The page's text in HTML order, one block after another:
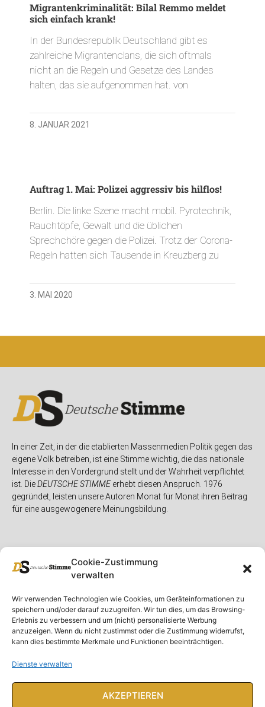
Cookie-Zustimmung
verwalten
Wir verwenden Technologien wie Cookies, um Geräteinformationen zu
speichern und/oder darauf zuzugreifen. Wir tun dies, um das Browsing-
Erlebnis zu verbessern und um (nicht) personalisierte Werbung
anzuzeigen. Wenn du nicht zustimmst oder die Zustimmung widerrufst,
kann dies bestimmte Merkmale und Funktionen beeinträchtigen.
Dienste verwalten
AKZEPTIEREN
Migrantenkriminalität: Bilal Remmo meldet
sich einfach krank!
In der Bundesrepublik Deutschland gibt es
zahlreiche Migrantenclans, die sich oftmals
nicht an die Regeln und Gesetze des Landes
halten, das sie aufgenommen hat. von
8. JANUAR 2021
Auftrag 1. Mai: Polizei aggressiv bis hilflos!
Berlin. Die linke Szene macht mobil. Pyrotechnik,
Rauchtöpfe, Gewalt und die üblichen
Sprechchöre gegen die Polizei. Trotz der Corona-
Regeln hatten sich Tausende in Kreuzberg zu
3. MAI 2020
In einer Zeit, in der die etablierten Massenmedien Politik gegen das
eigene Volk betreiben, ist eine Stimme wichtig, die das nationale
Interesse in den Vordergrund stellt und der Wahrheit verpflichtet
ist. DieDEUTSCHE STIMMEerhebt diesen Anspruch. 1976
gegründet, leisten unsere Autoren Monat für Monat ihren Beitrag
für eine ausgewogenere Meinungsbildung.
Unser Magazin
Spenden
Ausgaben
Abonnieren
Rubriken
Deutschland
Ausland
Feuilleton
Rechtliches
Rechtliche Hinweise
Impressum
Datenschutzerklärung